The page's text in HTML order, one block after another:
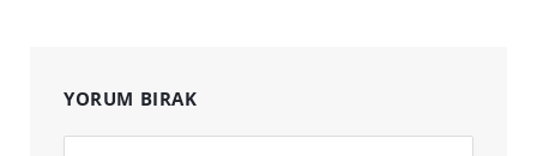
YORUM BIRAK